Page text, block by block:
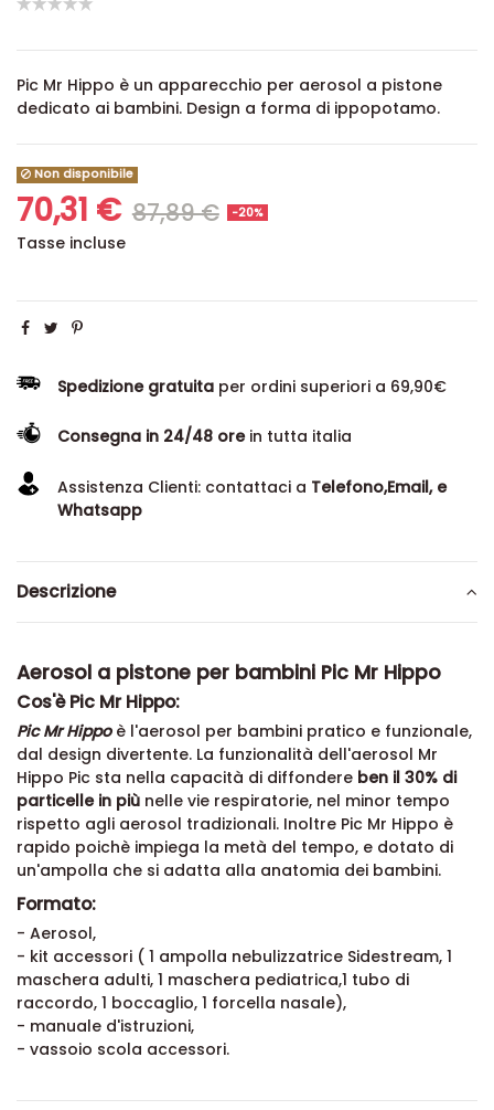
Pic Mr Hippo è un apparecchio per aerosol a pistone
dedicato ai bambini. Design a forma di ippopotamo.
Non disponibile
70,31 € 87,89 € -20%
Tasse incluse
Spedizione gratuita per ordini superiori a 69,90€
Consegna in 24/48 orein tutta italia
Assistenza Clienti: contattaci a Telefono,Email, e
Whatsapp
Descrizione
Aerosol a pistone per bambini Pic Mr Hippo
Cos'è Pic Mr Hippo:
Pic Mr Hippoè l'aerosol per bambini pratico e funzionale,
dal design divertente. La funzionalità dell'aerosol Mr
Hippo Pic sta nella capacità di diffondere ben il 30% di
particelle in più nelle vie respiratorie, nel minor tempo
rispetto agli aerosol tradizionali. Inoltre Pic Mr Hippo è
rapido poichè impiega la metà del tempo, e dotato di
un'ampolla che si adatta alla anatomia dei bambini.
Formato:
- Aerosol,
- kit accessori ( 1 ampolla nebulizzatrice Sidestream, 1
maschera adulti, 1 maschera pediatrica,1 tubo di
raccordo, 1 boccaglio, 1 forcella nasale),
- manuale d'istruzioni,
- vassoio scola accessori.